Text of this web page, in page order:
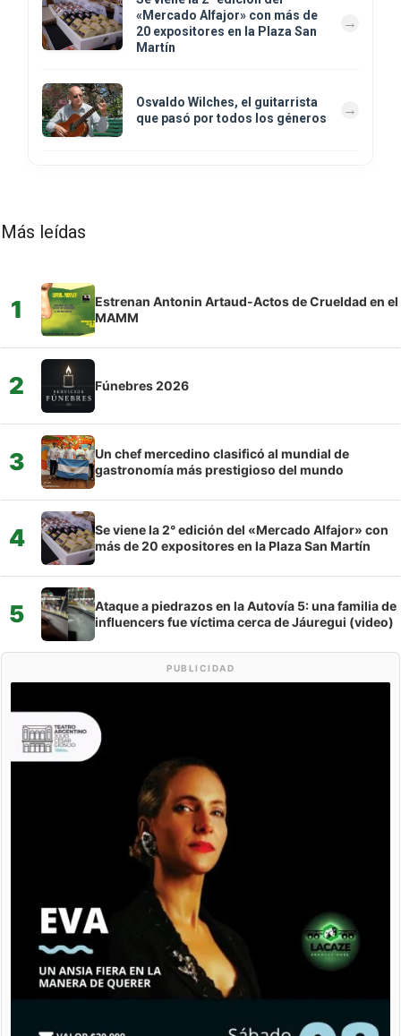
«Mercado Alfajor» con más de
20 expositores en la Plaza San
Martín
Osvaldo Wilches, el guitarrista
que pasó por todos los géneros
Más leídas
1
Estrenan Antonin Artaud-Actos de Crueldad en el
MAMM
2 Fúnebres 2026
3
Un chef mercedino clasificó al mundial de
gastronomía más prestigioso del mundo
4
Se viene la 2° edición del «Mercado Alfajor» con
más de 20 expositores en la Plaza San Martín
5
Ataque a piedrazos en la Autovía 5: una familia de
influencers fue víctima cerca de Jáuregui (video)
PUBLICIDAD